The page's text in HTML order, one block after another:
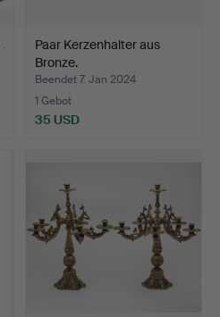
Paar Kerzenhalter aus
Bronze.
Beendet 7. Jan 2024
1 Gebot
35 USD